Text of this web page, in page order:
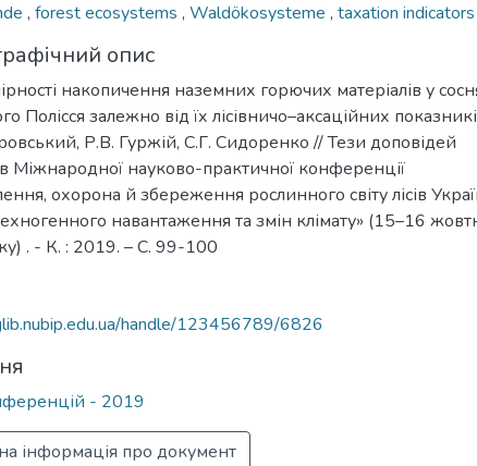
, forest ecosystems , Waldökosysteme , taxation indicators
опис
накопичення наземних горючих матеріалів у
Полісся залежно від їх лісівничо–аксаційних
Р.В. Гуржій, С.Г. Сидоренко // Тези доповідей
Міжнародної науково-практичної конференції
охорона й збереження рослинного світу лісів
навантаження та змін клімату» (15–16
. - К. : 2019. – C. 99-100
handle/123456789/6826
- 2019
інформація про документ